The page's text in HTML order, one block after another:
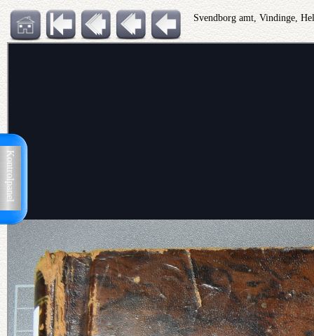
Kontrolpanel
Svendborg amt, Vindinge,